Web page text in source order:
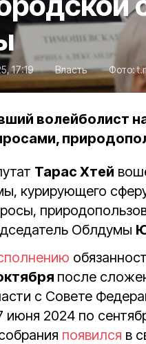
17:19 Власть Фото:
волейболист
Тарас Хтей
курирующего
Облдумы
после
с Совете
июня 2024 по
появился в